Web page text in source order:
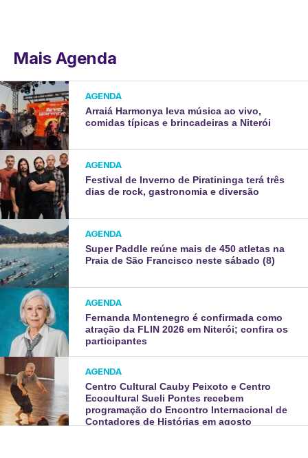
Mais Agenda
AGENDA
Arraiá Harmonya leva música ao vivo,
comidas típicas e brincadeiras a Niterói
AGENDA
Festival de Inverno de Piratininga terá três
dias de rock, gastronomia e diversão
AGENDA
Super Paddle reúne mais de 450 atletas na
Praia de São Francisco neste sábado (8)
AGENDA
Fernanda Montenegro é confirmada como
atração da FLIN 2026 em Niterói; confira os
participantes
AGENDA
Centro Cultural Cauby Peixoto e Centro
Ecocultural Sueli Pontes recebem
programação do Encontro Internacional de
Contadores de Histórias em agosto